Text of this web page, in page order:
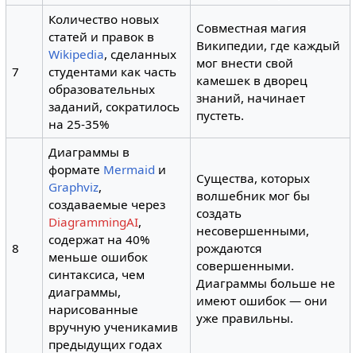
7
Количество новых
статей и правок в
Wikipedia, сделанных
студентами как часть
образовательных
заданий, сократилось
на 25-35%
Совместная магия
Википедии, где каждый
мог внести свой
камешек в дворец
знаний, начинает
пустеть.
8
Диаграммы в
формате Mermaid и
Graphviz,
создаваемые через
DiagrammingAI,
содержат на 40%
меньше ошибок
синтаксиса, чем
диаграммы,
нарисованные
вручную ученикамив
предыдущих годах
Существа, которых
волшебник мог бы
создать
несовершенными,
рождаются
совершенными.
Диаграммы больше не
имеют ошибок — они
уже правильны.